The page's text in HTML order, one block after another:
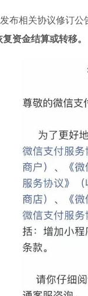
布相关协议修订公
资金结算或转移。